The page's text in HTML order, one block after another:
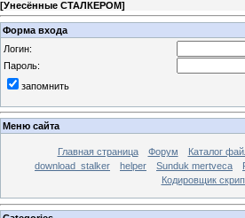
[Унесённые СТАЛКЕРОМ]
Форма входа
Логин:
Пароль:
запомнить
Меню сайта
Главная страница Форум Каталог
download_stalker
helper Sunduk mertveca
Кодировщик